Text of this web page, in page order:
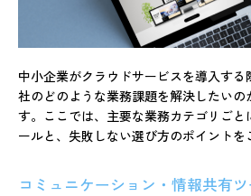
中小企業がクラウドサービスを導入する
社のどのような業務課題を解決したい
す。ここでは、主要な業務カテゴリごと
ールと、失敗しない選び方のポイントを
コミュニケーション・情報共有